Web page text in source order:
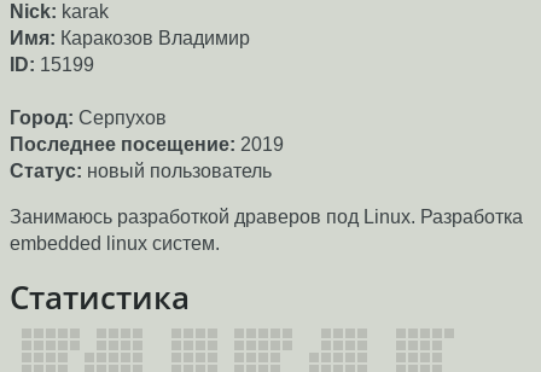
Nick: karak
Имя: Каракозов Владимир
ID: 15199
Город: Серпухов
Последнее посещение: 2019
Статус: новый пользователь
Занимаюсь разработкой драверов под Linux. Разработка
embedded linux систем.
Статистика